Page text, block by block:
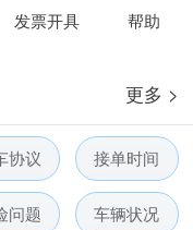
发票开具 帮助
更多 >
协议 接单时间
问题 车辆状况
-杭州包车网